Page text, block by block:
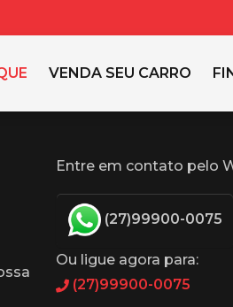
VENDA SEU CARRO
Entre em contato pelo
(27)99900-0075
Ou ligue agora para:
(27)99900-0075